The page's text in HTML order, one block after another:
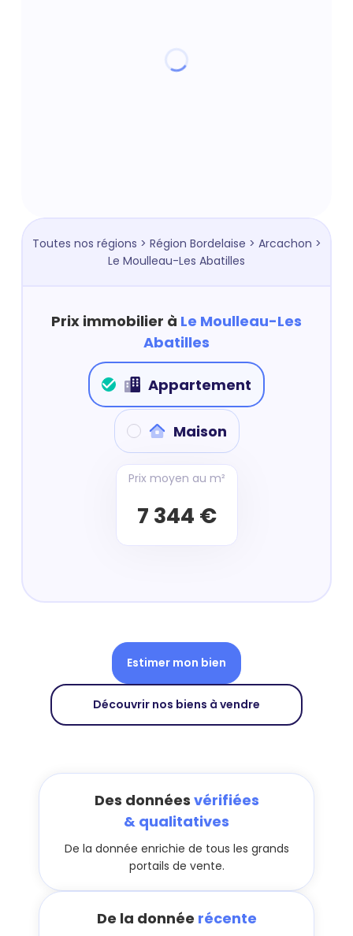
Toutes nos régions > Région Bordelaise > Arcachon >
Le Moulleau-Les Abatilles
Prix immobilier à Le Moulleau-Les
Abatilles
Appartement
Maison
Prix moyen au m²
7 344 €
Estimer mon bien
Découvrir nos biens à vendre
Des données vérifiées
& qualitatives
De la donnée enrichie de tous les grands
portails de vente.
De la donnée récente